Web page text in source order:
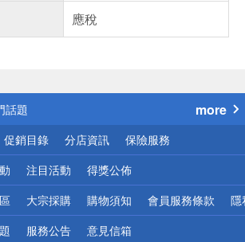
應稅
公告
話題
優惠
地區配送
網頁！請小心！
more
促銷目錄 分店資訊 保險服務
注目活動 得獎公佈
大宗採購 購物須知 會員服務條款 隱
服務公告 意見信箱